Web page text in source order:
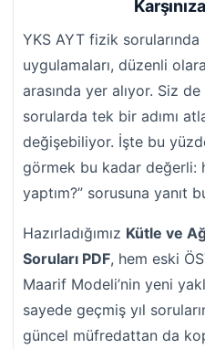
YKS AYT fizik
uygulamaları, düzenli
arasında yer alıyor. Siz
sorularda tek bir adımı
değişebiliyor. İşte bu
görmek bu kadar değerli:
yaptım?” sorusuna yanıt
Hazırladığımız Kütle ve
Soruları PDF, hem eski
Maarif Modeli’nin yeni
sayede geçmiş yıl
güncel müfredattan da